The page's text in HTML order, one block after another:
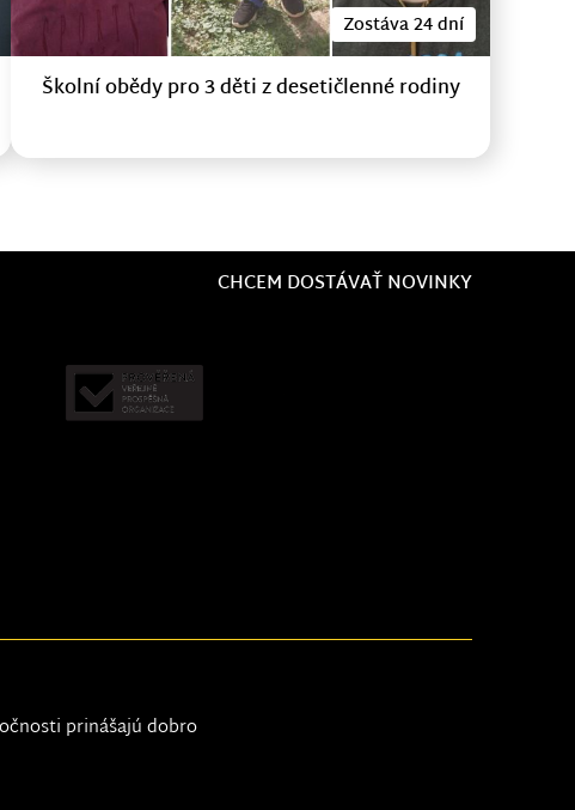
Zostáva 24 dní
Školní obědy pro 3 děti z desetičlenné rodiny
CHCEM DOSTÁVAŤ NOVINKY
prinášajú dobro